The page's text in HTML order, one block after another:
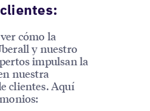
cómo la
y nuestro
impulsan la
nuestra
clientes. Aquí